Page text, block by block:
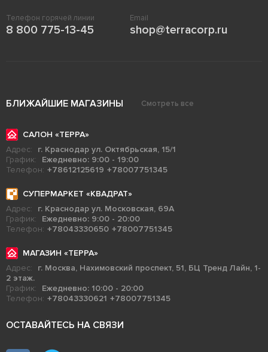
Телефон горячей линии
8 800 775-13-45
Email
shop@terracorp.ru
БЛИЖАЙШИЕ МАГАЗИНЫ Смотреть все
САЛОН «ТЕРРА»
Адрес:
г. Краснодар ул. Октябрьская, 15/1
График:
Ежедневно: 9:00 - 19:00
Телефон: +78612125619 +78007751345
СУПЕРМАРКЕТ «КВАДРАТ»
Адрес:
г. Краснодар ул. Московская, 69А
График:
Ежедневно: 9:00 - 20:00
Телефон: +78043330650 +78007751345
МАГАЗИН «ТЕРРА»
Адрес:
г. Москва, Нахимовский проспект, 51, БЦ Тренд Лайн, 1-
2 этаж.
График:
Ежедневно: 10:00 - 20:00
Телефон: +78043330621 +78007751345
ОСТАВАЙТЕСЬ НА СВЯЗИ